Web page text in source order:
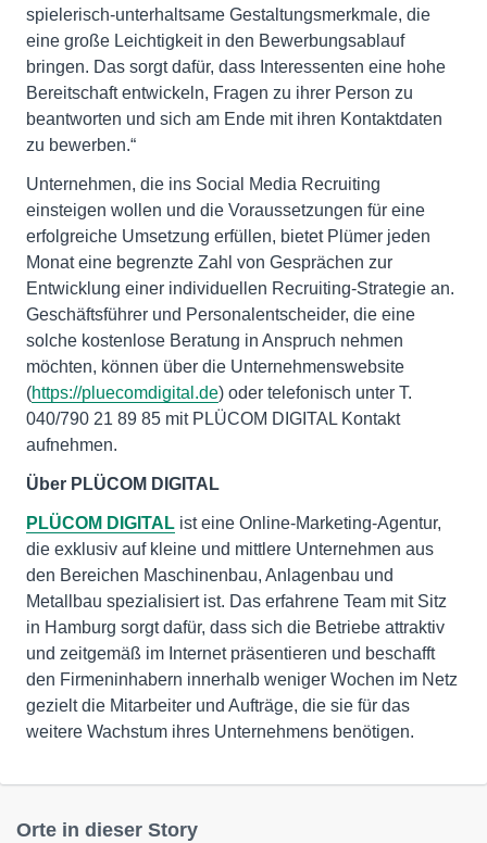
spielerisch-unterhaltsame Gestaltungsmerkmale, die
eine große Leichtigkeit in den Bewerbungsablauf
bringen. Das sorgt dafür, dass Interessenten eine hohe
Bereitschaft entwickeln, Fragen zu ihrer Person zu
beantworten und sich am Ende mit ihren Kontaktdaten
zu bewerben.“
Unternehmen, die ins Social Media Recruiting
einsteigen wollen und die Voraussetzungen für eine
erfolgreiche Umsetzung erfüllen, bietet Plümer jeden
Monat eine begrenzte Zahl von Gesprächen zur
Entwicklung einer individuellen Recruiting-Strategie an.
Geschäftsführer und Personalentscheider, die eine
solche kostenlose Beratung in Anspruch nehmen
möchten, können über die Unternehmenswebsite
(https://pluecomdigital.de) oder telefonisch unter T.
040/790 21 89 85 mit PLÜCOM DIGITAL Kontakt
aufnehmen.
Über PLÜCOM DIGITAL
PLÜCOM DIGITAL ist eine Online-Marketing-Agentur,
die exklusiv auf kleine und mittlere Unternehmen aus
den Bereichen Maschinenbau, Anlagenbau und
Metallbau spezialisiert ist. Das erfahrene Team mit Sitz
in Hamburg sorgt dafür, dass sich die Betriebe attraktiv
und zeitgemäß im Internet präsentieren und beschafft
den Firmeninhabern innerhalb weniger Wochen im Netz
gezielt die Mitarbeiter und Aufträge, die sie für das
weitere Wachstum ihres Unternehmens benötigen.
Orte in dieser Story